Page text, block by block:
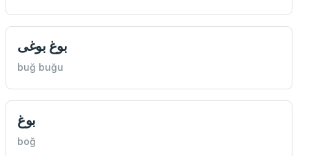
بوغ بوغی
buğ buğu
بوغ
boğ